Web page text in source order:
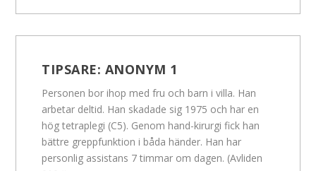
TIPSARE: ANONYM 1
Personen bor ihop med fru och barn i villa. Han
arbetar deltid. Han skadade sig 1975 och har en
hög tetraplegi (C5). Genom hand-kirurgi fick han
bättre greppfunktion i båda händer. Han har
personlig assistans 7 timmar om dagen. (Avliden